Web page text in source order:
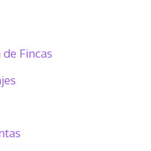
Fincas